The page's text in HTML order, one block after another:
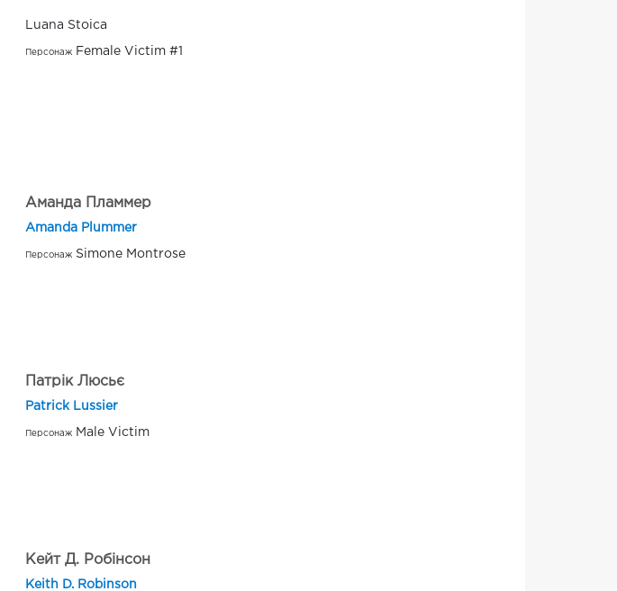
Luana Stoica
Персонаж Female Victim #1
Аманда Пламмер
Amanda Plummer
Персонаж Simone Montrose
Патрік Люсьє
Patrick Lussier
Персонаж Male Victim
Кейт Д. Робінсон
Keith D. Robinson